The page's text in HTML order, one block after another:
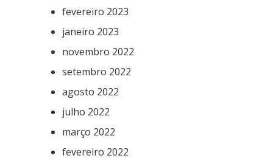
fevereiro 2023
janeiro 2023
novembro 2022
setembro 2022
agosto 2022
julho 2022
março 2022
fevereiro 2022